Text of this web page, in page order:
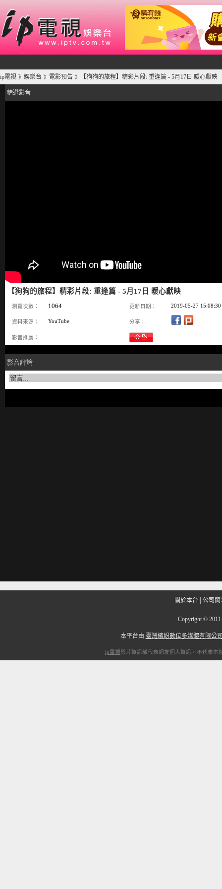
ip電視 》 娛樂台 》 電影預告 》 【狗狗的旅程】精彩片段: 重逢篇 - 5月17日 暖心獻映
精選影音
【狗狗的旅程】精彩片段: 重逢篇 - 5月17日 暖心獻映
瀏覽次數： 1064 更新日期： 2019-05-27 15:08:30
資料來源： YouTube 分享：
影音推薦：
影音評論
關於本台 公司簡
Copyright ©
本平台由 臺灣繽紛數位多媒體有限公
ip電視影片資訊僅代表網友個人資訊，不代表本